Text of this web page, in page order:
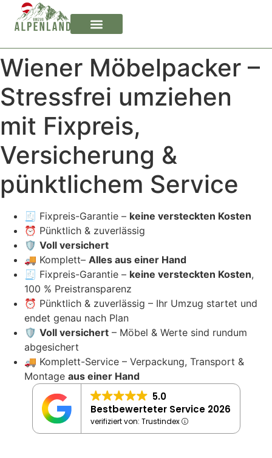
Wiener Möbelpacker –
Stressfrei umziehen
mit Fixpreis,
Versicherung &
pünktlichem Service
🧾 Fixpreis-Garantie – keine versteckten Kosten
⏰ Pünktlich & zuverlässig
🛡️ Voll versichert
🚚 Komplett– Alles aus einer Hand
🧾 Fixpreis-Garantie – keine versteckten Kosten,
100 % Preistransparenz
⏰ Pünktlich & zuverlässig – Ihr Umzug startet und
endet genau nach Plan
🛡️ Voll versichert – Möbel & Werte sind rundum
abgesichert
🚚 Komplett-Service – Verpackung, Transport &
Montage aus einer Hand
5.0
Bestbewerteter Service 2026
verifiziert von: Trustindex